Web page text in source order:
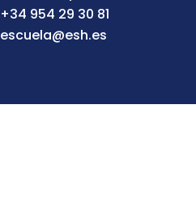
+34 954 29 30 81
escuela@esh.es